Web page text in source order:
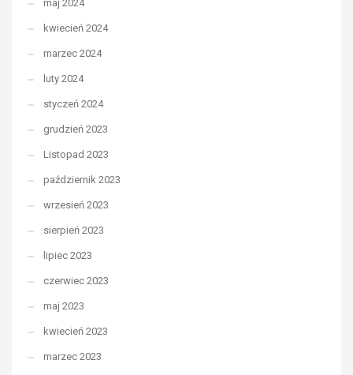
maj 2024
kwiecień 2024
marzec 2024
luty 2024
styczeń 2024
grudzień 2023
Listopad 2023
październik 2023
wrzesień 2023
sierpień 2023
lipiec 2023
czerwiec 2023
maj 2023
kwiecień 2023
marzec 2023